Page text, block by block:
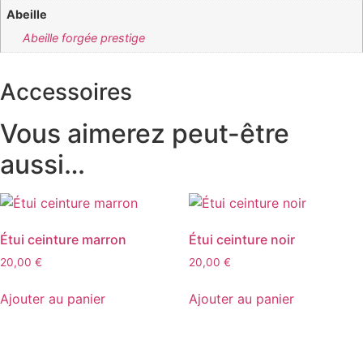
Abeille
Abeille forgée prestige
Accessoires
Vous aimerez peut-être
aussi…
Étui ceinture marron
20,00 €
Ajouter au panier
Étui ceinture noir
20,00 €
Ajouter au panier